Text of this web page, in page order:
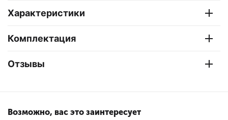
Характеристики
Комплектация
Отзывы
Возможно, вас это заинтересует